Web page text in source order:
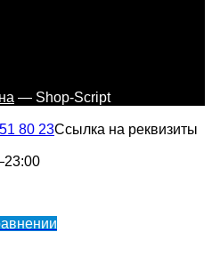
— Shop-Script
80 23Ссылка на реквизиты